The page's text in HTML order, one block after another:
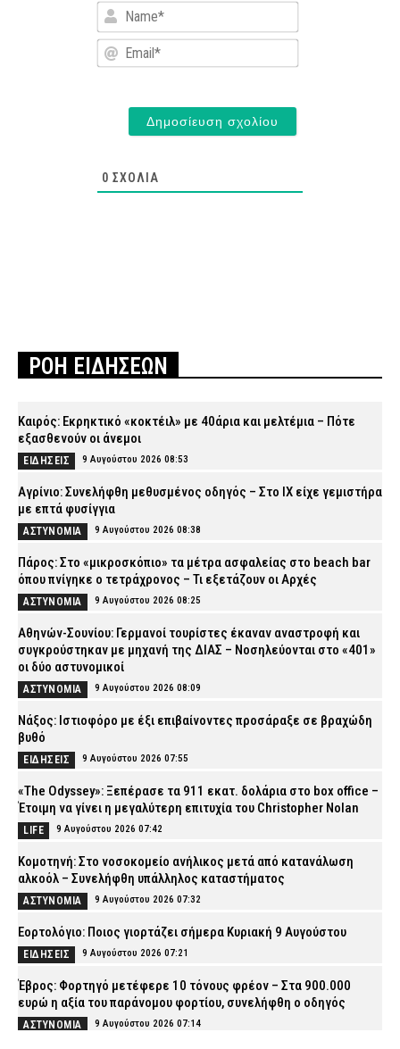
Name*
Email*
0 ΣΧΌΛΙΑ
ΡΟΗ ΕΙΔΗΣΕΩΝ
Καιρός: Eκρηκτικό «κοκτέιλ» με 40άρια και μελτέμια – Πότε
εξασθενούν οι άνεμοι
ΕΙΔΗΣΕΙΣ 9 Αυγούστου 2026 08:53
Αγρίνιο: Συνελήφθη μεθυσμένος οδηγός – Στο ΙΧ είχε γεμιστήρα
με επτά φυσίγγια
ΑΣΤΥΝΟΜΙΑ 9 Αυγούστου 2026 08:38
Πάρος: Στο «μικροσκόπιο» τα μέτρα ασφαλείας στο beach bar
όπου πνίγηκε ο τετράχρονος – Τι εξετάζουν οι Αρχές
ΑΣΤΥΝΟΜΙΑ 9 Αυγούστου 2026 08:25
Αθηνών-Σουνίου: Γερμανοί τουρίστες έκαναν αναστροφή και
συγκρούστηκαν με μηχανή της ΔΙΑΣ – Νοσηλεύονται στο «401»
οι δύο αστυνομικοί
ΑΣΤΥΝΟΜΙΑ 9 Αυγούστου 2026 08:09
Νάξος: Ιστιοφόρο με έξι επιβαίνοντες προσάραξε σε βραχώδη
βυθό
ΕΙΔΗΣΕΙΣ 9 Αυγούστου 2026 07:55
«The Odyssey»: Ξεπέρασε τα 911 εκατ. δολάρια στο box office –
Έτοιμη να γίνει η μεγαλύτερη επιτυχία του Christopher Nolan
LIFE 9 Αυγούστου 2026 07:42
Κομοτηνή: Στο νοσοκομείο ανήλικος μετά από κατανάλωση
αλκοόλ – Συνελήφθη υπάλληλος καταστήματος
ΑΣΤΥΝΟΜΙΑ 9 Αυγούστου 2026 07:32
Εορτολόγιο: Ποιος γιορτάζει σήμερα Κυριακή 9 Αυγούστου
ΕΙΔΗΣΕΙΣ 9 Αυγούστου 2026 07:21
Έβρος: Φορτηγό μετέφερε 10 τόνους φρέον – Στα 900.000
ευρώ η αξία του παράνομου φορτίου, συνελήφθη ο οδηγός
ΑΣΤΥΝΟΜΙΑ 9 Αυγούστου 2026 07:14